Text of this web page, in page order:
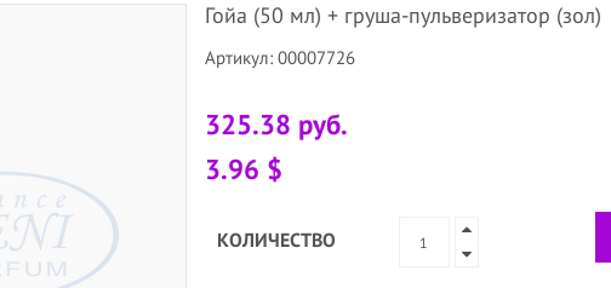
Гойа (50 мл) + груша-пульверизатор (зол)
Артикул: 00007726
325.38 руб.
3.96 $
КОЛИЧЕСТВО